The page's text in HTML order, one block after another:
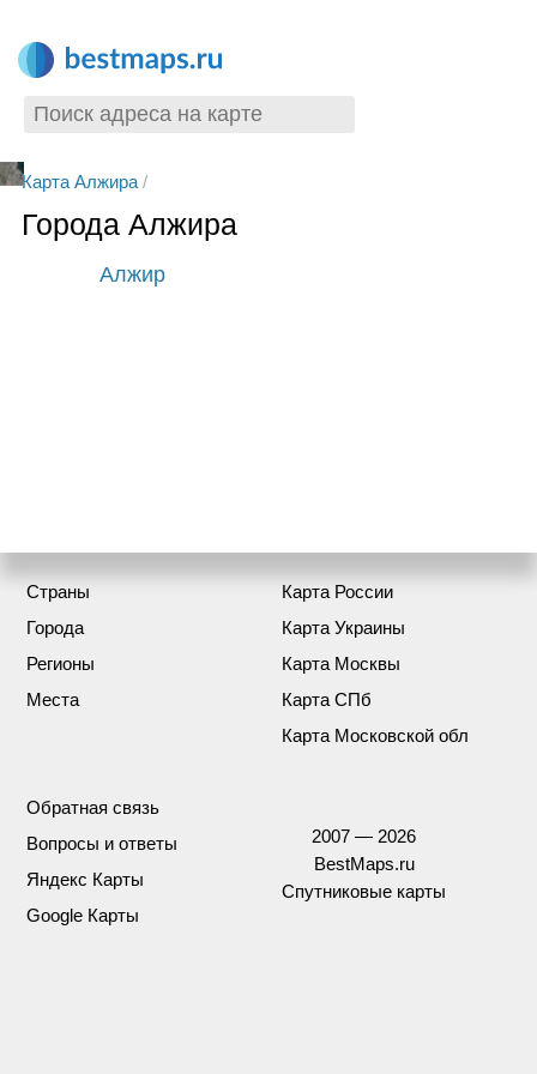
Карта Алжира/
Города Алжира
Алжир
Страны
Города
Регионы
Места
Карта России
Карта Украины
Карта Москвы
Карта СПб
Карта Московской обл
Обратная связь
Вопросы и ответы
Яндекс Карты
Google Карты
2007 — 2026
BestMaps.ru
Спутниковые карты